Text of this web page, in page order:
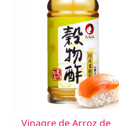
Vinagre de Arroz de